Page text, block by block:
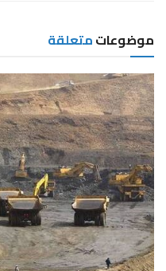
موضوعاتمتعلقة